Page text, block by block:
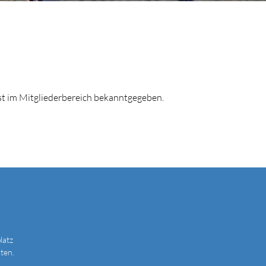
im Mitgliederbereich bekanntgegeben.